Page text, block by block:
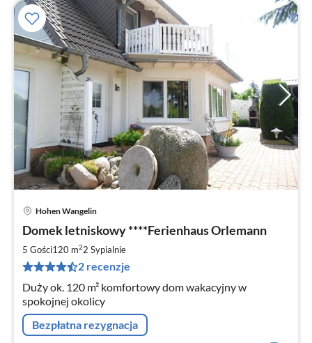
Hohen Wangelin
Domek letniskowy ****Ferienhaus Orlemann
5 Gości120 m22 Sypialnie
2 recenzje
Duży ok. 120 m² komfortowy dom wakacyjny w
spokojnej okolicy
Bezpłatna rezygnacja